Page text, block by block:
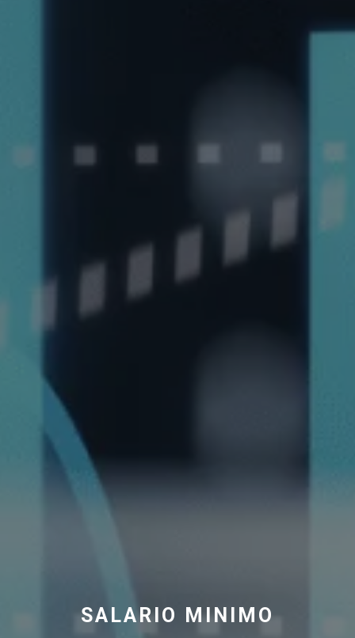
SALARIO MINIMO